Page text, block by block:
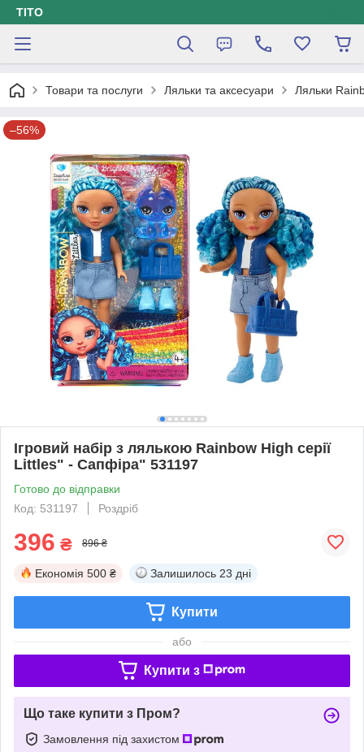
ТІТО
Товари та послуги Ляльки та аксесуари Ляльки
–56%
Ігровий набір з лялькою Rainbow High серії
Littles" - Сапфіра" 531197
Готово до відправки
Код: 531197
Роздріб
396 ₴ 896 ₴
Економія 500 ₴ Залишилось 23 дні
Купити
або
Купити з
Що таке купити з Пром?
Замовлення під захистом